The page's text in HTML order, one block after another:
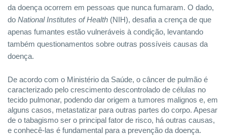
da doença ocorrem em pessoas que nunca fumaram. O dado,
do National Institutes of Health (NIH), desafia a crença de que
apenas fumantes estão vulneráveis à condição, levantando
também questionamentos sobre outras possíveis causas da
doença.
De acordo com o Ministério da Saúde, o câncer de pulmão é
caracterizado pelo crescimento descontrolado de células no
tecido pulmonar, podendo dar origem a tumores malignos e, em
alguns casos, metastatizar para outras partes do corpo. Apesar
de o tabagismo ser o principal fator de risco, há outras causas,
e conhecê-las é fundamental para a prevenção da doença.